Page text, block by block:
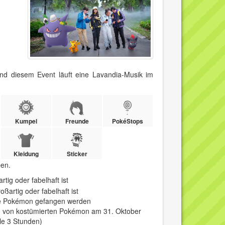
diesem Event läuft eine Lavandia-Musik im
Kumpel Freunde PokéStops
Kleidung Sticker
oder fabelhaft ist
oder fabelhaft ist
gefangen werden
kostümierten Pokémon am 31. Oktober
3 Stunden)